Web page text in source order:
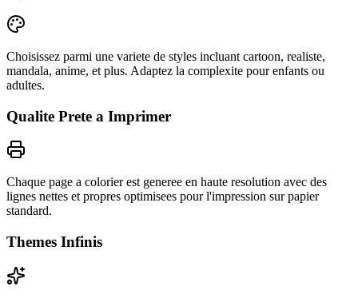
Choisissez parmi une variete de styles incluant cartoon, realiste,
mandala, anime, et plus. Adaptez la complexite pour enfants ou
adultes.
Qualite Prete a Imprimer
Chaque page a colorier est generee en haute resolution avec des
lignes nettes et propres optimisees pour l'impression sur papier
standard.
Themes Infinis